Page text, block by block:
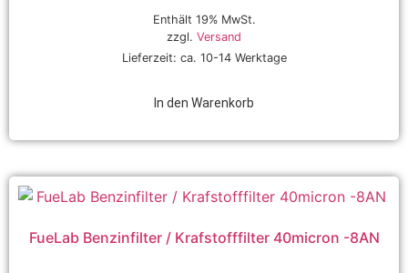
Enthält 19% MwSt.
zzgl. Versand
Lieferzeit: ca. 10-14 Werktage
In den Warenkorb
FueLab Benzinfilter / Krafstofffilter 40micron -8AN